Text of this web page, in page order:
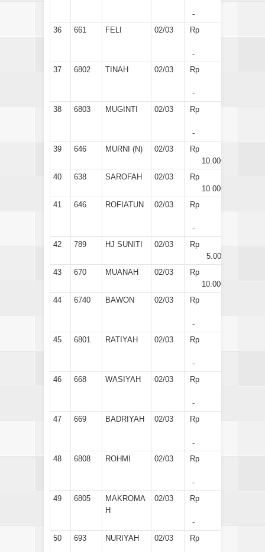
-
36
661 FELI 02/03 Rp
-
37
6802 TINAH 02/03 Rp
-
38
6803 MUGINTI 02/03 Rp
-
39
646 MURNI (N) 02/03
Rp
10.000
40
638 SAROFAH 02/03
Rp
10.000
41
646 ROFIATUN 02/03 Rp
-
42
789 HJ SUNITI 02/03
Rp
5.000
43
670 MUANAH 02/03
Rp
10.000
44
6740 BAWON 02/03 Rp
-
45
6801 RATIYAH 02/03 Rp
-
46
668 WASIYAH 02/03 Rp
-
47
669 BADRIYAH 02/03 Rp
-
48
6808 ROHMI 02/03 Rp
-
49
6805
MAKROMA
H
02/03 Rp
-
50
693 NURIYAH 02/03 Rp